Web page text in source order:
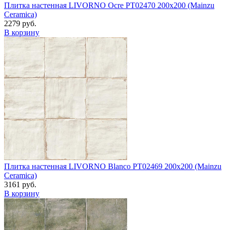
Плитка настенная LIVORNO Ocre PT02470 200x200 (Mainzu
Ceramica)
2279 руб.
В корзину
Плитка настенная LIVORNO Blanco PT02469 200x200 (Mainzu
Ceramica)
3161 руб.
В корзину